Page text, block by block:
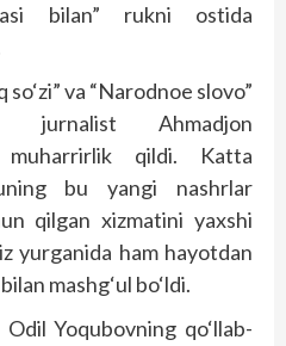
bilan” rukni ostida
va “Narodnoe slovo”
jurnalist Ahmadjon
muharrirlik qildi. Katta
bu yangi nashrlar
qilgan xizmatini yaxshi
yurganida ham hayotdan
mashg‘ul bo‘ldi.
Yoqubovning qo‘llab-